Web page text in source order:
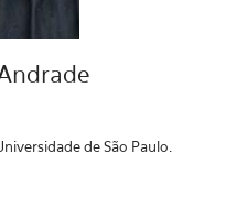
de São Paulo.